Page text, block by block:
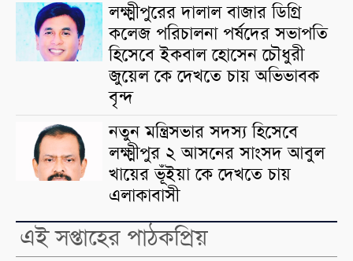
লক্ষ্মীপুরের দালাল বাজার ডিগ্রি
কলেজ পরিচালনা পর্ষদের সভাপতি
হিসেবে ইকবাল হোসেন চৌধুরী
জুয়েল কে দেখতে চায় অভিভাবক
বৃন্দ
নতুন মন্ত্রিসভার সদস্য হিসেবে
লক্ষ্মীপুর ২ আসনের সাংসদ আবুল
খায়ের ভূঁইয়া কে দেখতে চায়
এলাকাবাসী
এই সপ্তাহের পাঠকপ্রিয়